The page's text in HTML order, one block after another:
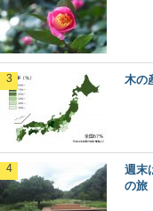
木の
週末
の旅